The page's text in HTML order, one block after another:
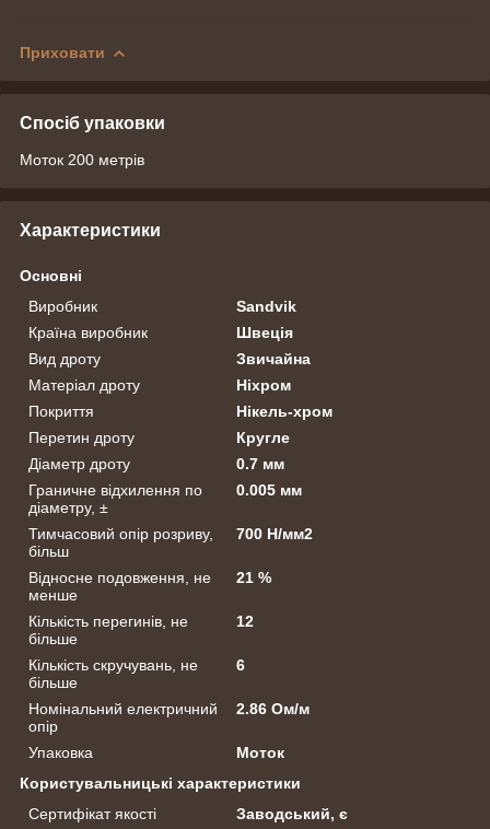
Приховати
Спосіб упаковки
Моток 200 метрів
Характеристики
Основні
Виробник
Sandvik
Країна виробник
Швеція
Вид дроту
Звичайна
Матеріал дроту
Ніхром
Покриття
Нікель-хром
Перетин дроту
Кругле
Діаметр дроту
0.7 мм
Граничне відхилення по
діаметру, ±
0.005 мм
Тимчасовий опір розриву,
більш
700 Н/мм2
Відносне подовження, не
менше
21 %
Кількість перегинів, не
більше
12
Кількість скручувань, не
більше
6
Номінальний електричний
опір
2.86 Ом/м
Упаковка
Моток
Користувальницькі характеристики
Сертифікат якості
Заводський, є